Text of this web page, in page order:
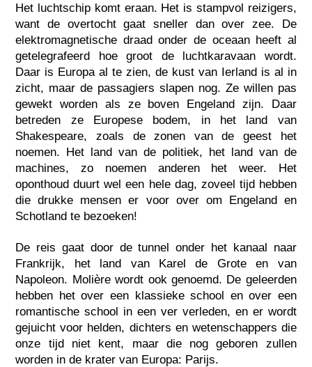
Het luchtschip komt eraan. Het is stampvol reizigers,
want de overtocht gaat sneller dan over zee. De
elektromagnetische draad onder de oceaan heeft al
getelegrafeerd hoe groot de luchtkaravaan wordt.
Daar is Europa al te zien, de kust van Ierland is al in
zicht, maar de passagiers slapen nog. Ze willen pas
gewekt worden als ze boven Engeland zijn. Daar
betreden ze Europese bodem, in het land van
Shakespeare, zoals de zonen van de geest het
noemen. Het land van de politiek, het land van de
machines, zo noemen anderen het weer. Het
oponthoud duurt wel een hele dag, zoveel tijd hebben
die drukke mensen er voor over om Engeland en
Schotland te bezoeken!
De reis gaat door de tunnel onder het kanaal naar
Frankrijk, het land van Karel de Grote en van
Napoleon. Molière wordt ook genoemd. De geleerden
hebben het over een klassieke school en over een
romantische school in een ver verleden, en er wordt
gejuicht voor helden, dichters en wetenschappers die
onze tijd niet kent, maar die nog geboren zullen
worden in de krater van Europa: Parijs.